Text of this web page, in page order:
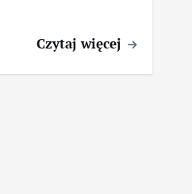
Czytaj więcej